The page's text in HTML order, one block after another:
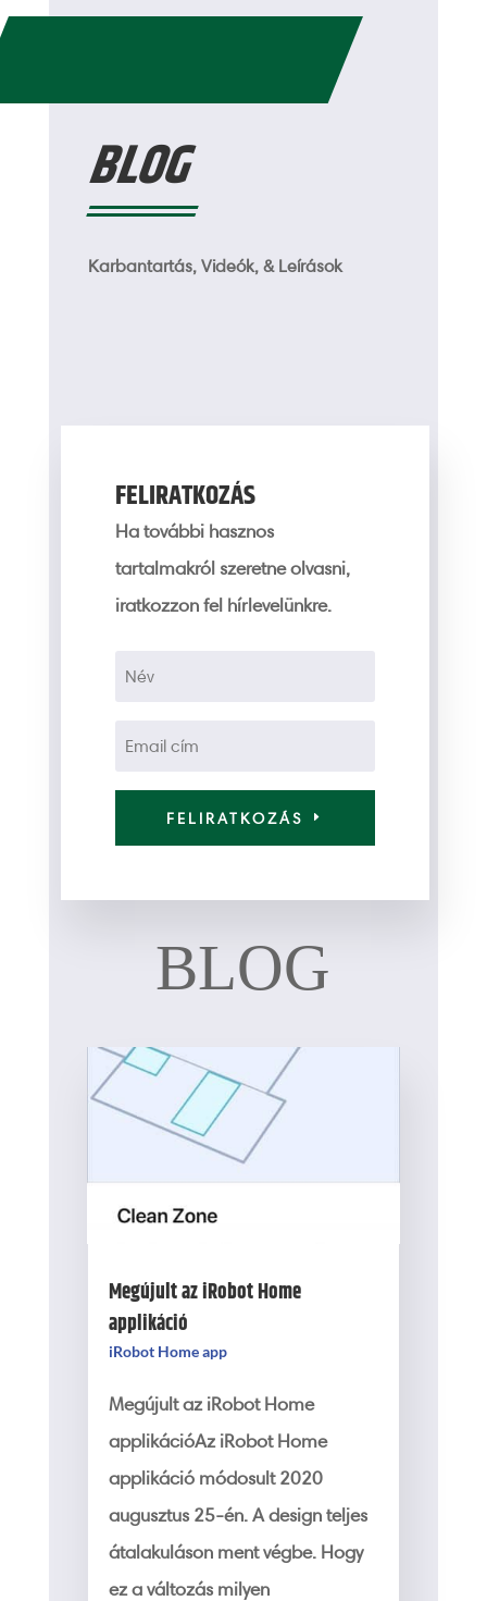
BLOG
Karbantartás, Videók, & Leírások
FELIRATKOZÁS
Ha további hasznos
tartalmakról szeretne olvasni,
iratkozzon fel hírlevelünkre.
FELIRATKOZÁS
BLOG
Megújult az iRobot Home
applikáció
iRobot Home app
Megújult az iRobot Home
applikációAz iRobot Home
applikáció módosult 2020
augusztus 25-én. A design teljes
átalakuláson ment végbe. Hogy
ez a változás milyen